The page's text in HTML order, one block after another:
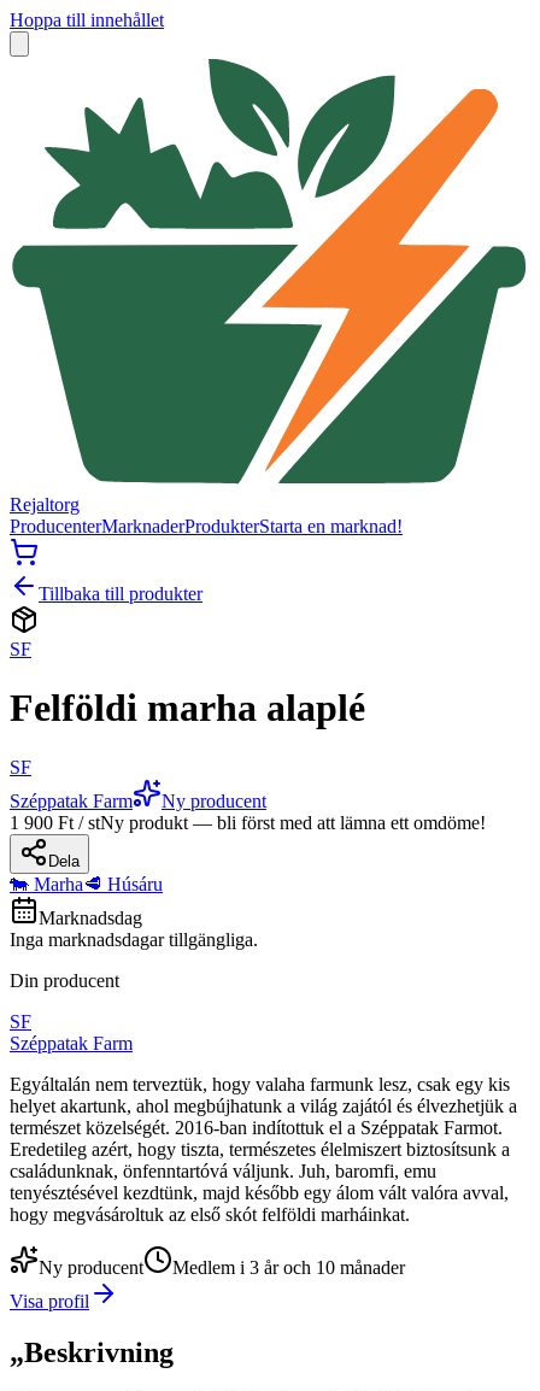
Hoppa till innehållet
Rejaltorg
ProducenterMarknaderProdukterStarta en marknad!
Tillbaka till produkter
SF
Felföldi marha alaplé
SF
Széppatak Farm
Ny producent
1 900 Ft / stNy produkt — bli först med att lämna ett omdöme!
Dela
🐄 Marha🥩 Húsáru
Marknadsdag
Inga marknadsdagar tillgängliga.
Din producent
SF
Széppatak Farm
Egyáltalán nem terveztük, hogy valaha farmunk lesz, csak egy kis
helyet akartunk, ahol megbújhatunk a világ zajától és élvezhetjük a
természet közelségét. 2016-ban indítottuk el a Széppatak Farmot.
Eredetileg azért, hogy tiszta, természetes élelmiszert biztosítsunk a
családunknak, önfenntartóvá váljunk. Juh, baromfi, emu
tenyésztésével kezdtünk, majd később egy álom vált valóra avval,
hogy megvásároltuk az első skót felföldi marháinkat.
Ny producent
Medlem i 3 år och 10 månader
Visa profil
„Beskrivning